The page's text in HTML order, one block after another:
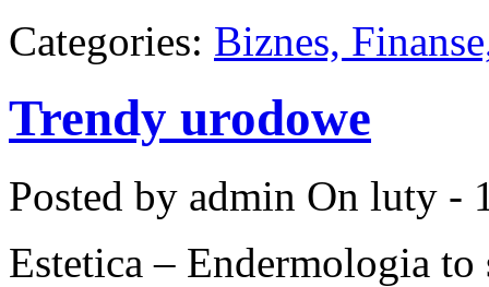
Categories: Biznes,
Trendy urodowe
Posted by admin On luty -
Estetica – Endermologia